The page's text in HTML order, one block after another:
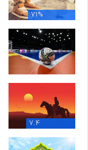
71%
7.4